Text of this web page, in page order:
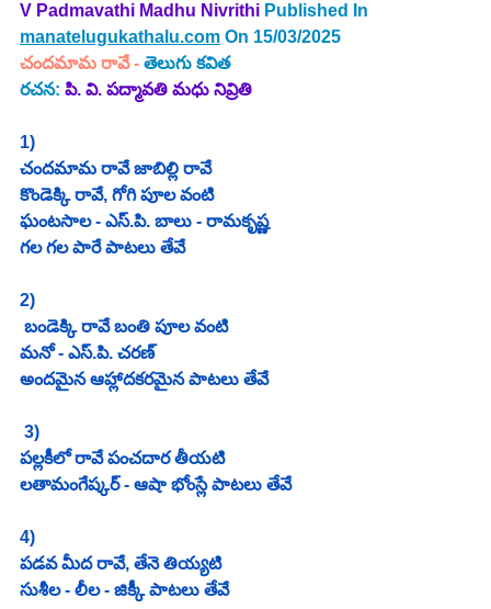
V Padmavathi Madhu Nivrithi Published In
manatelugukathalu.com On 15/03/2025
చందమామ రావే - తెలుగు కవిత
రచన: పి. వి. పద్మావతి మధు నివ్రితి
1)
చందమామ రావే జాబిల్లి రావే
కొండెక్కి రావే, గోగి పూల వంటి
ఘంటసాల - ఎస్.పి. బాలు - రామకృష్ణ
గల గల పారే పాటలు తేవే
2)
బండెక్కి రావే బంతి పూల వంటి
మనో - ఎస్.పి. చరణ్
అందమైన ఆహ్లాదకరమైన పాటలు తేవే
3)
పల్లకీలో రావే పంచదార తీయటి
లతామంగేష్కర్ - ఆషా భోంస్లే పాటలు తేవే
4)
పడవ మీద రావే, తేనె తియ్యటి
సుశీల - లీల - జిక్కీ పాటలు తేవే